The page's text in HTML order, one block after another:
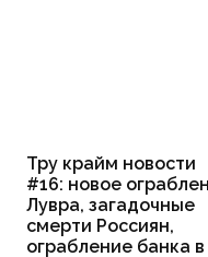
Тру крайм новости
#16: новое
Лувра, загадочные
смерти Россиян,
ограбление банка в